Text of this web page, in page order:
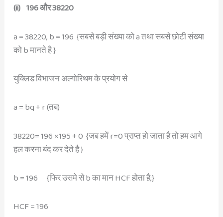
(ii) 196 और 38220
a = 38220, b = 196 {सबसे बड़ी संख्या को a तथा सबसे छोटी संख्या
को b मानते है }
युक्लिड विभाजन अल्गोरिथम के प्रयोग से
a = bq + r (तब)
38220= 196 ×195 + 0 {जब हमें r=0 प्राप्त हो जाता है तो हम आगे
हल करना बंद कर देते है }
b = 196 {फिर उसमे से b का मान HCF होता है;}
HCF = 196